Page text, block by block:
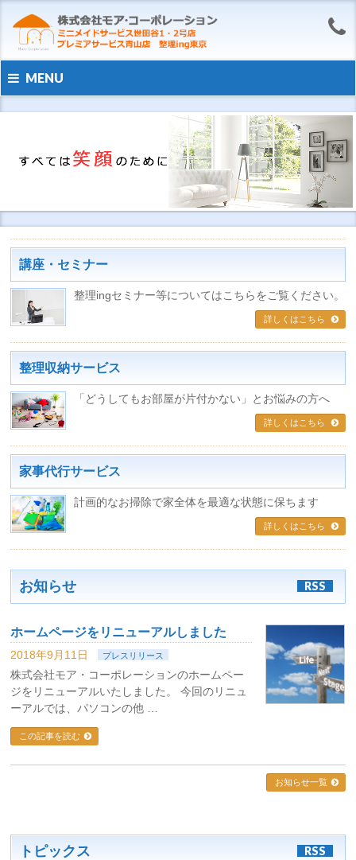
MENU
講座・セミナー
整理ingセミナー等についてはこちらをご覧ください。
詳しくはこちら
整理収納サービス
「どうしてもお部屋が片付かない」とお悩みの方へ
詳しくはこちら
家事代行サービス
計画的なお掃除で家全体を最適な状態に保ちます
詳しくはこちら
お知らせ RSS
ホームページをリニューアルしました
2018年9月11日 プレスリリース
株式会社モア・コーポレーションのホームペー
ジをリニューアルいたしました。 今回のリニュ
ーアルでは、パソコンの他 …
この記事を読む
お知らせ一覧
トピックス RSS